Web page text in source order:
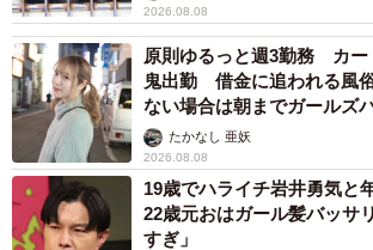
2026.08.08
原則ゆるっと週3勤務 カー
鬼出勤 借金に追われる風
ない場合は朝までガールズ
ストに取材】
たかなし 亜妖
2026.08.08
19歳でハライチ岩井勇気と
22歳元おはガール髪バッサ
すぎ」